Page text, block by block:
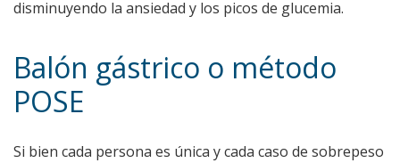
disminuyendo la ansiedad y los picos de glucemia.
Balón gástrico o método
POSE
Si bien cada persona es única y cada caso de sobrepeso